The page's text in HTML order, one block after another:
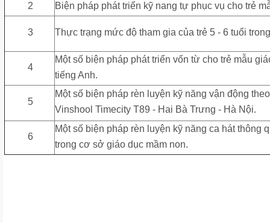
2
Biện pháp phát triển kỹ nang tự phục vụ cho trẻ
3 Thực trạng mức độ tham gia của trẻ 5 - 6 tuổi
4
Một số biện pháp phát triển vốn từ cho trẻ mẫu
tiếng Anh.
5
Một số biện pháp rèn luyện kỹ năng vận động
Vinshool Timecity T89 - Hai Bà Trưng - Hà Nội.
6
Một số biện pháp rèn luyện kỹ năng ca hát thông
trong cơ sở giáo dục mầm non.